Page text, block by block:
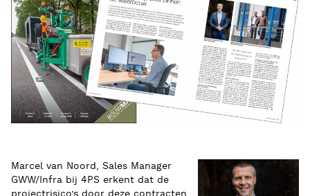
Marcel van Noord, Sales Manager
GWW/Infra bij 4PS erkent dat de